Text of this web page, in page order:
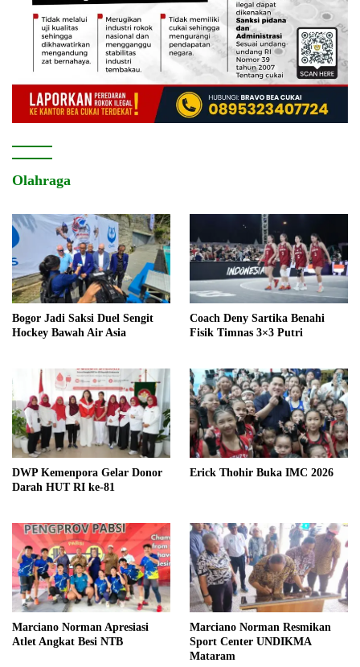
Olahraga
Bogor Jadi Saksi Duel Sengit
Hockey Bawah Air Asia
Coach Deny Sartika Benahi
Fisik Timnas 3×3 Putri
DWP Kemenpora Gelar Donor
Darah HUT RI ke-81
Erick Thohir Buka IMC 2026
Marciano Norman Apresiasi
Atlet Angkat Besi NTB
Marciano Norman Resmikan
Sport Center UNDIKMA
Mataram